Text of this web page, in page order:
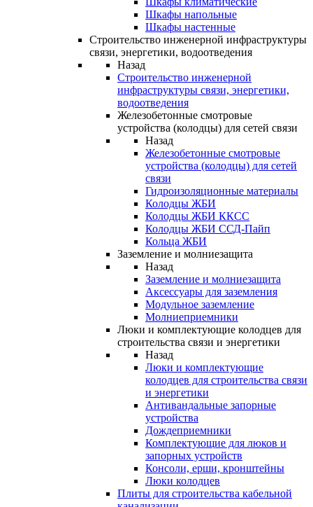
Шкафы напольные
Шкафы настенные
Строительство инженерной инфраструктуры
связи, энергетики, водоотведения
Назад
Строительство инженерной
инфраструктуры связи, энергетики,
водоотведения
Железобетонные смотровые
устройства (колодцы) для сетей связи
Назад
Железобетонные смотровые
устройства (колодцы) для сетей
связи
Гидроизоляционные материалы
Колодцы ЖБИ
Колодцы ЖБИ ККСС
Колодцы ЖБИ ССД-Пайп
Кольца ЖБИ
Заземление и молниезащита
Назад
Заземление и молниезащита
Аксессуары для заземления
Модульное заземление
Молниеприемники
Люки и комплектующие колодцев для
строительства связи и энергетики
Назад
Люки и комплектующие
колодцев для строительства связи
и энергетики
Антивандальные запорные
устройства
Дождеприемники
Комплектующие для люков и
запорных устройств
Консоли, ерши, кронштейны
Люки колодцев
Плиты для строительства кабельной